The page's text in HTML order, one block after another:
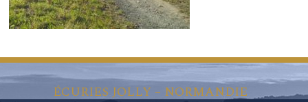
ÉCURIES JOLLY – NORMANDIE